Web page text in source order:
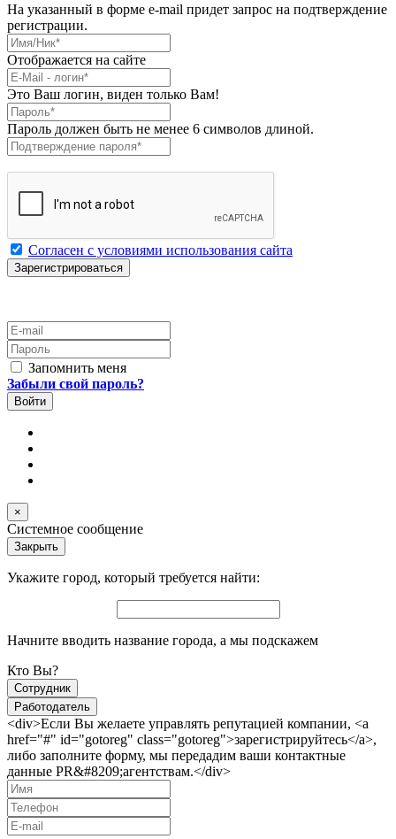
На указанный в форме e-mail придет запрос на подтверждение
регистрации.
Имя/Ник
Отображается на сайте
E-Mail *
Это Ваш логин, виден только Вам!
Пароль*
Пароль должен быть не менее 6 символов длиной.
Подтверждение пароля
Согласен с условиями использования сайта
E-mail
Пароль
Запомнить меня
Забыли свой пароль?
×
Системное сообщение
Закрыть
Укажите город, который требуется найти:
Начните вводить название города, а мы подскажем
Кто Вы?
Сотрудник
Работодатель
<div>Если Вы желаете управлять репутацией компании, <a
href="#" id="gotoreg" class="gotoreg">зарегистрируйтесь</a>,
либо заполните форму, мы передадим ваши контактные
данные PR&#8209;агентствам.</div>